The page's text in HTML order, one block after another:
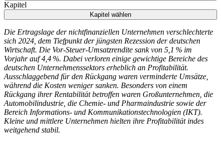
Kapitel
Kapitel wählen
Die Ertragslage der nichtfinanziellen Unternehmen verschlechterte
sich 2024, dem Tiefpunkt der jüngsten Rezession der deutschen
Wirtschaft. Die Vor-Steuer-Umsatzrendite sank von 5,1 % im
Vorjahr auf 4,4 %. Dabei verloren einige gewichtige Bereiche des
deutschen Unternehmenssektors erheblich an Profitabilität.
Ausschlaggebend für den Rückgang waren verminderte Umsätze,
während die Kosten weniger sanken. Besonders von einem
Rückgang ihrer Rentabilität betroffen waren Großunternehmen, die
Automobilindustrie, die Chemie- und Pharmaindustrie sowie der
Bereich Informations- und Kommunikationstechnologien (IKT).
Kleine und mittlere Unternehmen hielten ihre Profitabilität indes
weitgehend stabil.